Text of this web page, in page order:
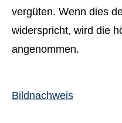
vergüten. Wenn dies
widerspricht, wird die
angenommen.
Bildnachweis